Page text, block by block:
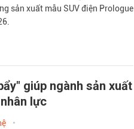
sản xuất mẫu SUV điện Prologue
giúp ngành sản xuất
lực